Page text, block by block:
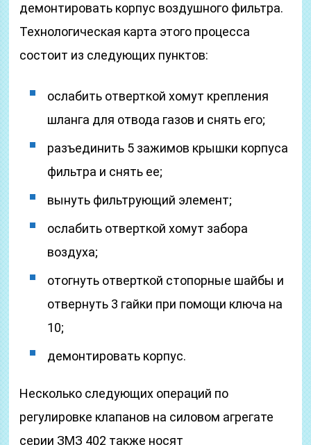
демонтировать корпус воздушного фильтра.
Технологическая карта этого процесса
состоит из следующих пунктов:
ослабить отверткой хомут крепления
шланга для отвода газов и снять его;
разъединить 5 зажимов крышки корпуса
фильтра и снять ее;
вынуть фильтрующий элемент;
ослабить отверткой хомут забора
воздуха;
отогнуть отверткой стопорные шайбы и
отвернуть 3 гайки при помощи ключа на
10;
демонтировать корпус.
Несколько следующих операций по
регулировке клапанов на силовом агрегате
серии ЗМЗ 402 также носят